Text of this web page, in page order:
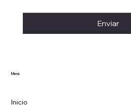
Menú
Inicio
Enviar